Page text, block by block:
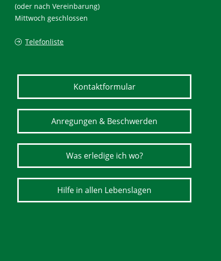
(oder nach Vereinbarung)
Mittwoch geschlossen
Telefonliste
Kontaktformular
Anregungen & Beschwerden
Was erledige ich wo?
Hilfe in allen Lebenslagen